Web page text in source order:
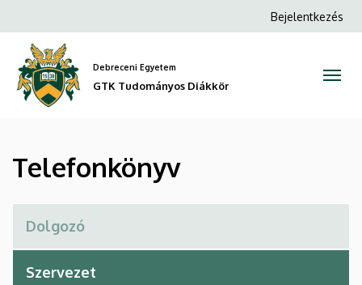
GTK
Tudományos
Diákkör
a
tartalomra
Anonim
Bejelentkezés
Debreceni Egyetem
GTK Tudományos Diákkör
Telefonkönyv